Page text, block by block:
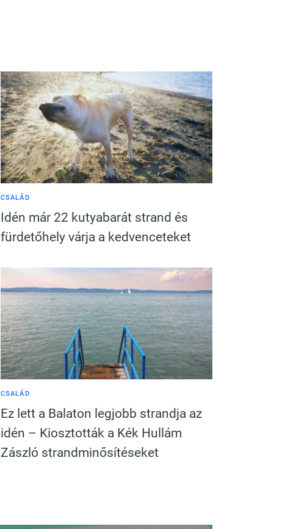
CSALÁD
Idén már 22 kutyabarát strand és
fürdetőhely várja a kedvenceteket
CSALÁD
Ez lett a Balaton legjobb strandja az
idén – Kiosztották a Kék Hullám
Zászló strandminősítéseket